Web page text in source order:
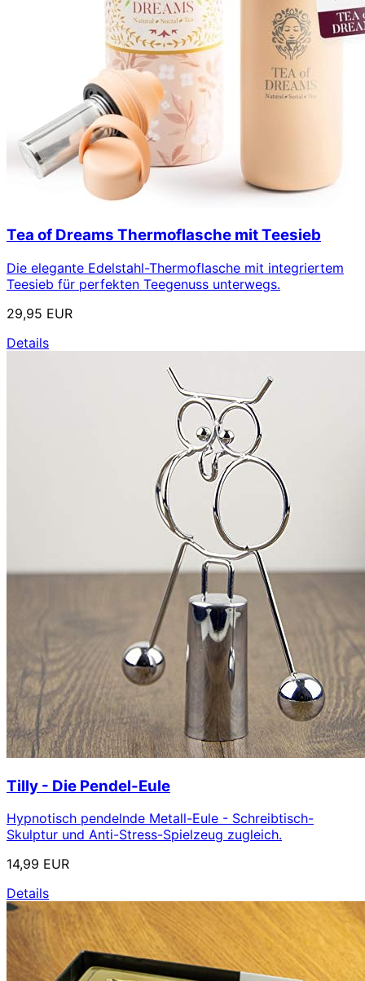
Tea of Dreams Thermoflasche mit Teesieb
Die elegante Edelstahl-Thermoflasche mit integriertem
Teesieb für perfekten Teegenuss unterwegs.
29,95 EUR
Details
Tilly - Die Pendel-Eule
Hypnotisch pendelnde Metall-Eule - Schreibtisch-
Skulptur und Anti-Stress-Spielzeug zugleich.
14,99 EUR
Details